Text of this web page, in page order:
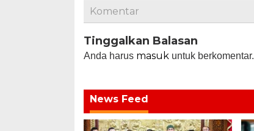
Komentar
Tinggalkan Balasan
Anda harus masuk untuk berkomentar.
News Feed